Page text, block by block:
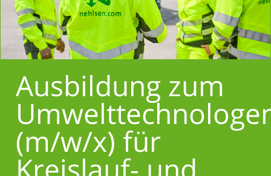
Ausbildung zum
(m/w/x) für